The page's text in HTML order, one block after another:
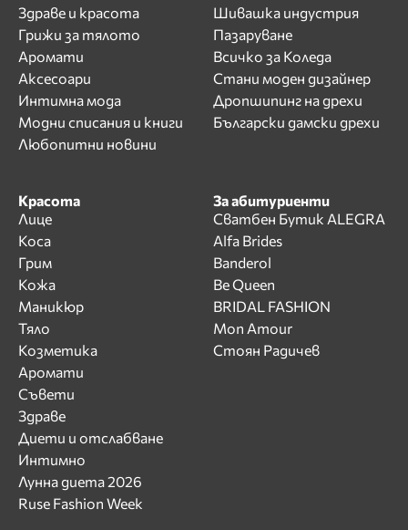
Здраве и красота
Грижи за тялото
Аромати
Аксесоари
Интимна мода
Модни списания и книги
Любопитни новини
Шивашка индустрия
Пазаруване
Всичко за Коледа
Стани моден дизайнер
Дропшипинг на дрехи
Български дамски дрехи
Красота
Лице
Коса
Грим
Кожа
Маникюр
Тяло
Козметика
Аромати
Съвети
Здраве
Диети и отслабване
Интимно
Лунна диета 2026
Ruse Fashion Week
За абитуриенти
Сватбен Бутик ALEGRA
Alfa Brides
Banderol
Be Queen
BRIDAL FASHION
Mon Amour
Стоян Радичев